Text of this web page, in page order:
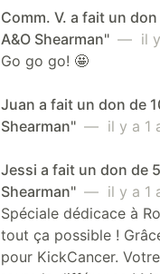
Comm. V. a fait un
A&O Shearman" — il y
Go go go! 🤩
Juan a fait un don de
Shearman" — il y a 1
Jessi a fait un don de
Shearman" — il y a 1
Spéciale dédicace à
tout ça possible !
pour KickCancer.